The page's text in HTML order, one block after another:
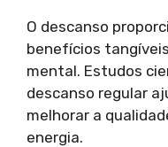
O descanso
benefícios
mental. Estudos
descanso regular
melhorar a
energia.